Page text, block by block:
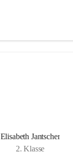
Elisabeth Jantscher
2. Klasse